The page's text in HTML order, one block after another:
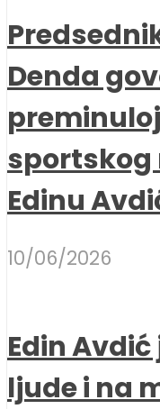
Denda
Edinu
10/06/2026
Edin
ljude i na